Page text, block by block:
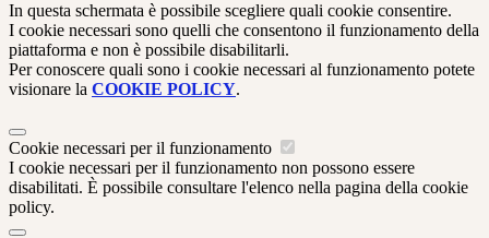
In questa schermata è possibile scegliere quali cookie consentire.
I cookie necessari sono quelli che consentono il funzionamento della
piattaforma e non è possibile disabilitarli.
Per conoscere quali sono i cookie necessari al funzionamento potete
visionare la COOKIE POLICY.
Cookie necessari per il funzionamento
I cookie necessari per il funzionamento non possono essere
disabilitati. È possibile consultare l'elenco nella pagina della cookie
policy.